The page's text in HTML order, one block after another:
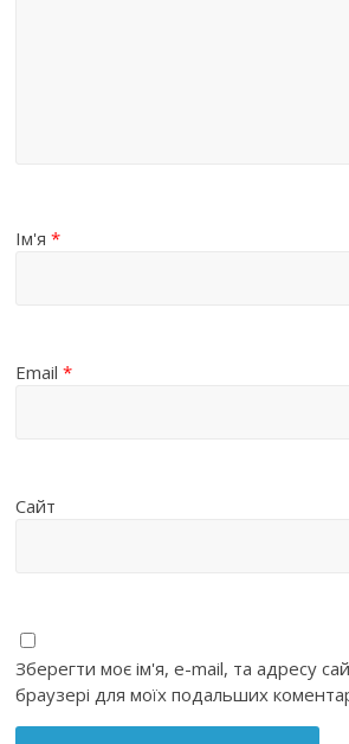
Ім'я*
Email*
Сайт
Зберегти моє ім'я, e-mail, та адресу
браузері для моїх подальших